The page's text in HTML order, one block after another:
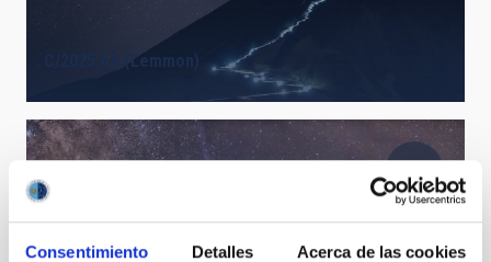
Consentimiento Detalles Acerca de las cookies
C/2025 A6 (Lemmon)